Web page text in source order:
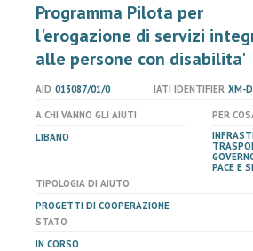
Programma Pilota per
l'erogazione di servizi
alle persone con disabilita'
AID 013087/01/0 IATI IDENTIFIER XM-
A CHI VANNO GLI AIUTI
LIBANO
PER
PACE E
TIPOLOGIA DI AIUTO
PROGETTI DI COOPERAZIONE
STATO
IN CORSO